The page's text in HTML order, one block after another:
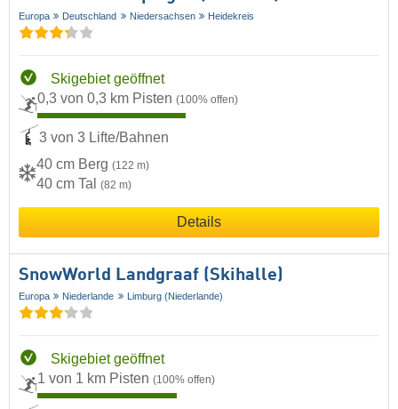
Europa Deutschland Niedersachsen Heidekreis
Skigebiet geöffnet
0,3 von 0,3 km Pisten (100% offen)
3 von 3 Lifte/Bahnen
40 cm Berg (122 m)
40 cm Tal (82 m)
Details
SnowWorld Landgraaf (Skihalle)
Europa Niederlande Limburg (Niederlande)
Skigebiet geöffnet
1 von 1 km Pisten (100% offen)